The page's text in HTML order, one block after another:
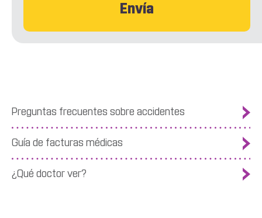
Preguntas frecuentes sobre accidentes
Guía de facturas médicas
¿Qué doctor ver?